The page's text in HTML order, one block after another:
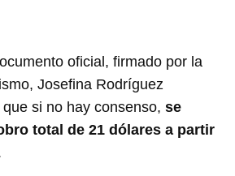
oficial, firmado por la
Josefina Rodríguez
si no hay consenso,se
total de 21 dólares a partir